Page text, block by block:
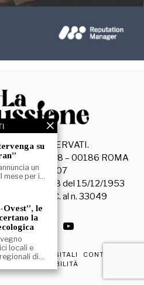
DIRITTI RISERVATI.
Capranica, 78 – 00186 ROMA
15045971007
Roma n. 3628 del 15/12/1953
al R.O.C. al n. 33049
EDIZIONI DIGITALI
CONTATTI
DI ACCESSIBILITÀ
su
un
mese per i…
Ovest”, le
la
locali e
di…